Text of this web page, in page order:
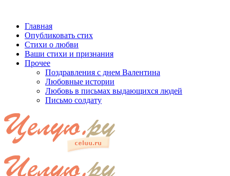
Главная
Опубликовать стих
Стихи о любви
Ваши стихи и признания
Прочее
Поздравления с днем Валентина
Любовные истории
Любовь в письмах выдающихся людей
Письмо солдату